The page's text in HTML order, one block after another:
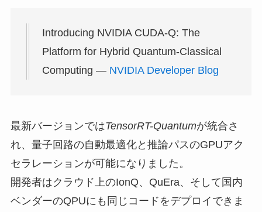
Introducing NVIDIA CUDA-Q: The
Platform for Hybrid Quantum-Classical
Computing — NVIDIA Developer Blog
最新バージョンではTensorRT-Quantumが統合さ
れ、量子回路の自動最適化と推論パスのGPUアク
セラレーションが可能になりました。
開発者はクラウド上のIonQ、QuEra、そして国内
ベンダーのQPUにも同じコードをデプロイできま